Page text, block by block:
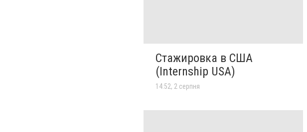
Стажировка в США
(Internship USA)
14:52, 2 серпня